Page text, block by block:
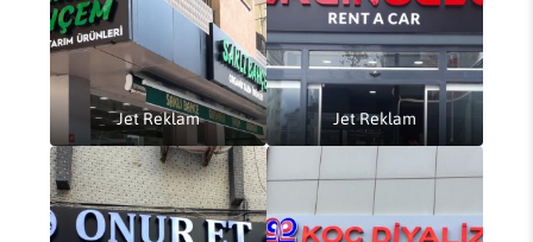
Jet Reklam Jet Reklam